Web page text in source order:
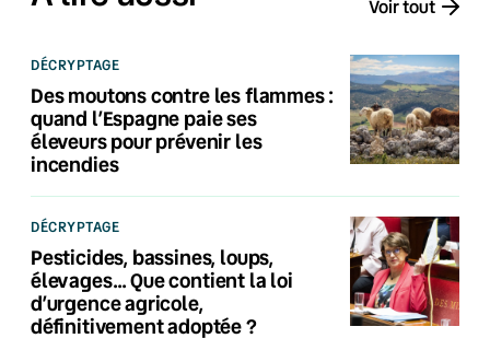
Voir tout
DÉCRYPTAGE
Des moutons contre les flammes :
quand l’Espagne paie ses
éleveurs pour prévenir les
incendies
DÉCRYPTAGE
Pesticides, bassines, loups,
élevages… Que contient la loi
d’urgence agricole,
définitivement adoptée ?